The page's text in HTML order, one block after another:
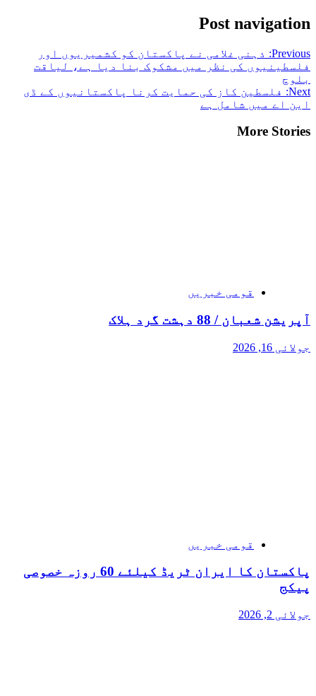
Post navigation
Previous:
ذہنی غلامی نے پاکستان کو کشمیریوں اور
فلسطینیوں کی نظر میں مشکوک بنا دیا ہے، لیاقت
بلوچ
Next:
فلسطین کاز کی حمایت کرنا پاکستانیوں کے ڈی
این اے میں شامل ہے
More Stories
قومی خبریں
آپریشن شعبان / 88 دہشت گرد ہلاک
جولائی 16, 2026
قومی خبریں
پاکستان کا ایران ٹریڈ کیلئے 60 روزہ خصوصی
پیکج
جولائی 2, 2026